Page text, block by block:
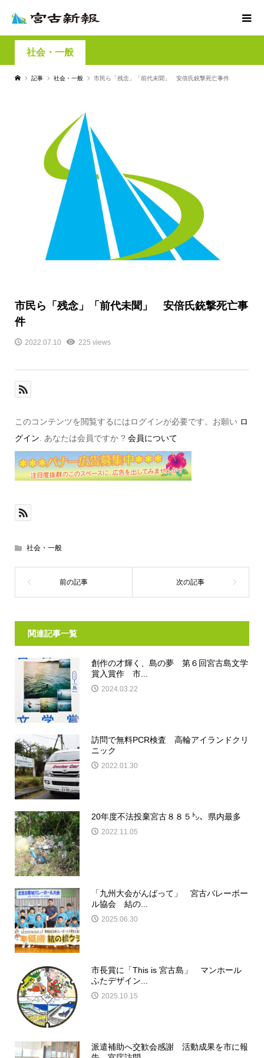
社会・一般
記事 社会・一般 市民ら「残念」「前代未聞」 安倍氏銃撃死亡事件
市民ら「残念」「前代未聞」 安倍氏銃撃死亡事
件
2022.07.10 225 views
このコンテンツを閲覧するにはログインが必要です。お願い ロ
グイン . あなたは会員ですか ? 会員について
社会・一般
関連記事一覧
創作の才輝く、島の夢 第６回宮古島文学
賞入賞作 市...
2024.03.22
訪問で無料PCR検査 高輪アイランドクリ
ニック
2022.01.30
20年度不法投棄宮古８８５㌧、県内最多
2022.11.05
「九州大会がんばって」 宮古バレーボー
ル協会 結の...
2025.06.30
市長賞に「This is 宮古島」 マンホール
ふたデザイン...
2025.10.15
派遣補助へ交歓会感謝 活動成果を市に報